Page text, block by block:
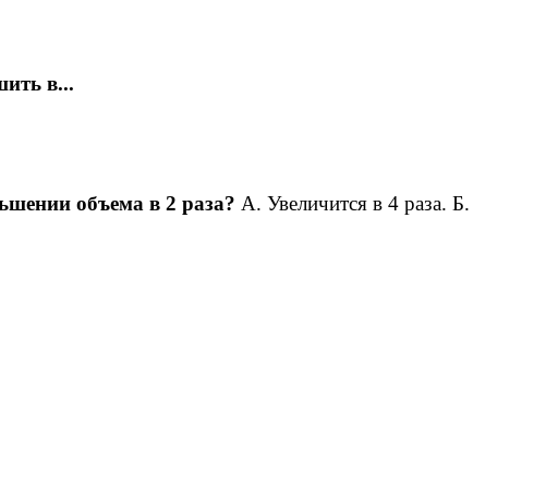
в...
объема в 2 раза? А. Увеличится в 4 раза. Б.